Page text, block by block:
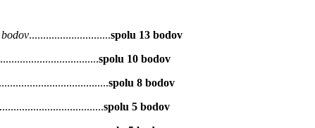
.............................spolu 13 bodov
spolu 10 bodov
spolu 8 bodov
spolu 5 bodov